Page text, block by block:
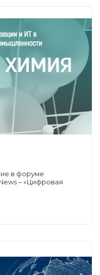
в форуме
– «Цифровая